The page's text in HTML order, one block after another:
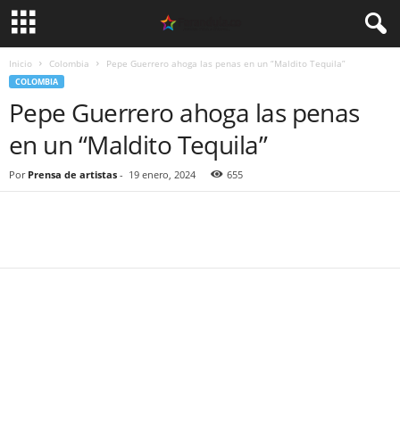
Inicio Colombia Pepe Guerrero ahoga las penas en un “Maldito Tequila”
COLOMBIA
Pepe Guerrero ahoga las penas
en un “Maldito Tequila”
Por Prensa de artistas - 19 enero, 2024 655